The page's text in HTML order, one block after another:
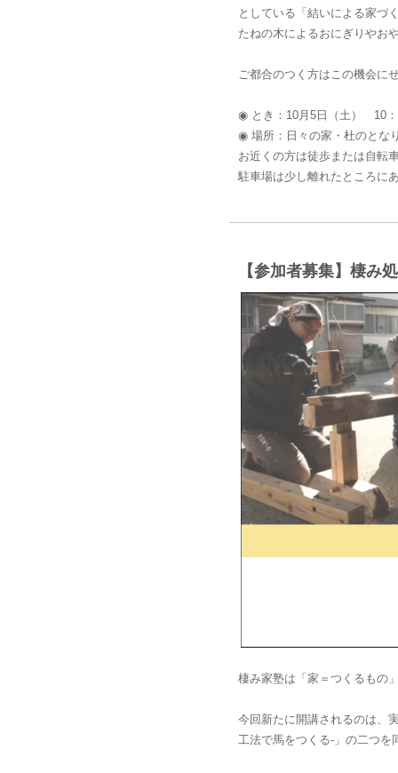
としている「結いによる家づ
たねの木によるおにぎりやお
ご都合のつく方はこの機会に
◉ とき：10月5日（土） 10：
◉ 場所：日々の家・杜のとな
お近くの方は徒歩または自転
駐車場は少し離れたところに
【参加者募集】棲み
棲み家塾は「家＝つくるもの
今回新たに開講されるのは、
工法で馬をつくる-」の二つを